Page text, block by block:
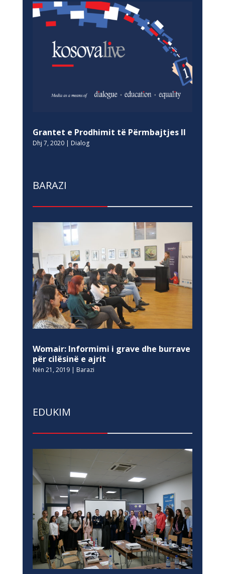
Grantet e Prodhimit të Përmbajtjes II
Dhj 7, 2020| Dialog
BARAZI
Womair: Informimi i grave dhe burrave
për cilësinë e ajrit
Nën 21, 2019| Barazi
EDUKIM